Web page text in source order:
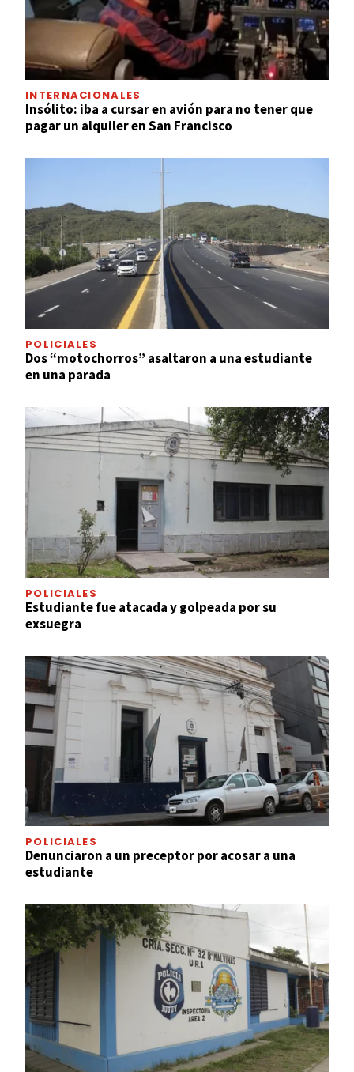
INTERNACIONALES
Insólito: iba a cursar en avión para no tener que
pagar un alquiler en San Francisco
POLICIALES
Dos “motochorros” asaltaron a una estudiante
en una parada
POLICIALES
Estudiante fue atacada y golpeada por su
exsuegra
POLICIALES
Denunciaron a un preceptor por acosar a una
estudiante